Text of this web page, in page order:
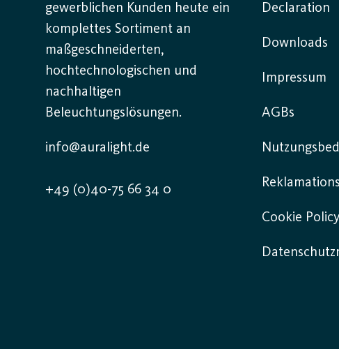
gewerblichen Kunden heute ein
komplettes Sortiment an
maßgeschneiderten,
hochtechnologischen und
nachhaltigen
Beleuchtungslösungen.
info@auralight.de
+49 (0)40-75 66 34 0
Declaration
Downloads
Impressum
AGBs
Cookie Policy